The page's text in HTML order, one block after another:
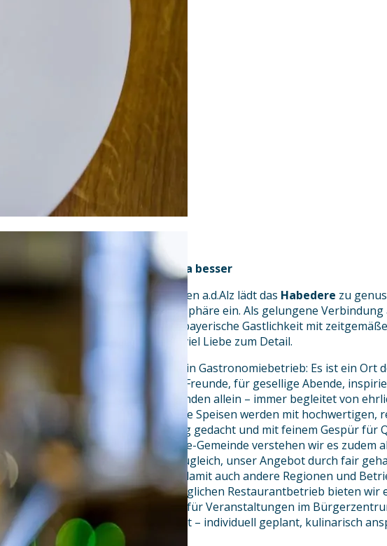
„Habedere!“ – Wia Dahoam nua besser
Mitten im Herzen von Burgkirchen a.d.Alz lädt das Habedere zu
Momenten in besonderer Atmosphäre ein. Als gelungene
Bar und Brasserie vereinen wir bayerische Gastlichkeit mit
unkompliziert, herzlich und mit viel Liebe zum Detail.
Das Habedere ist mehr als nur ein Gastronomiebetrieb: Es ist ein Ort
Ein Treffpunkt für Familien und Freunde, für gesellige Abende,
Gespräche oder entspannte Stunden allein – immer begleitet von
ausgewählten Getränken. Unsere Speisen werden mit hochwertigen,
Produkten zubereitet, nachhaltig gedacht und mit feinem Gespür für
komponiert. Als Teil der Fairtrade-Gemeinde verstehen wir es zudem
Verantwortung und Anspruch zugleich, unser Angebot durch fair
Erzeugnisse zu bereichern und damit auch andere Regionen und
unterstützen.Neben unserem täglichen Restaurantbetrieb bieten wir
professionellen Cateringservice für Veranstaltungen im
private Feste und Feiern jeder Art – individuell geplant, kulinarisch
mit echter Handschrift.